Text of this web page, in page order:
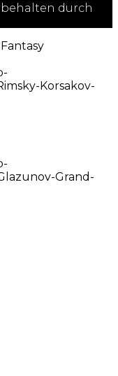
durch
Korsakov-
Grand-